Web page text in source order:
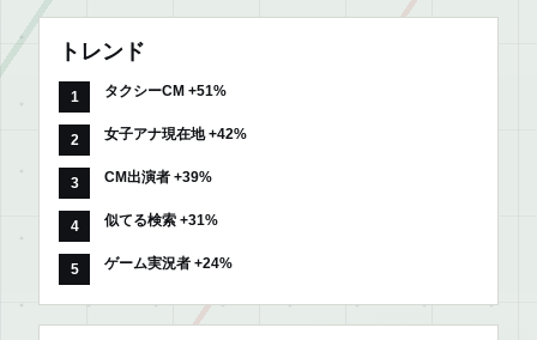
トレンド
タクシーCM +51%
女子アナ現在地 +42%
CM出演者 +39%
似てる検索 +31%
ゲーム実況者 +24%